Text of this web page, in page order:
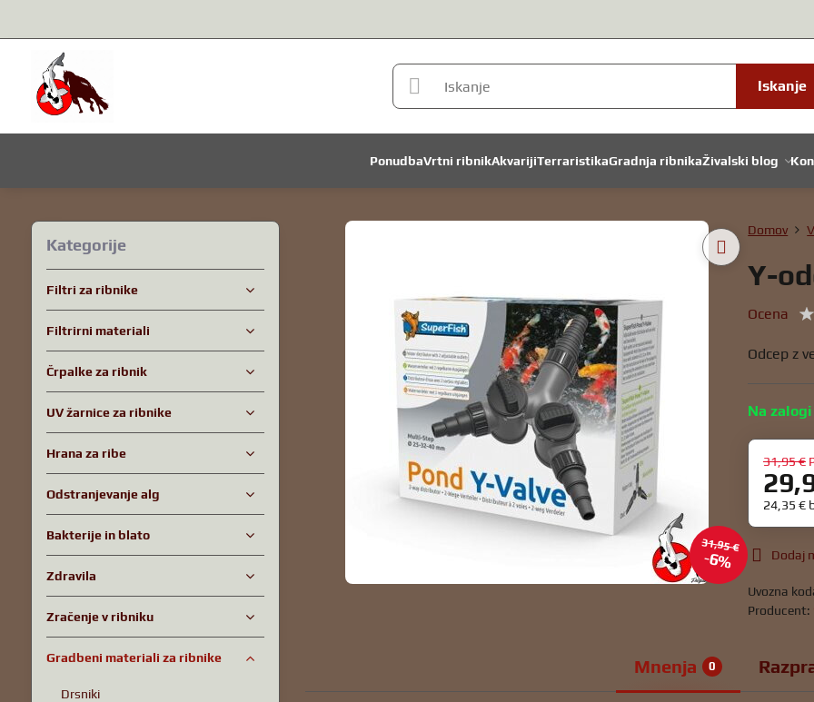
Iskanje
PonudbaVrtni ribnikAkvarijiTerraristikaGradnja ribnikaŽivalski blog
31,95 €
6%
Domov
Y-
Ocena
Odcep z
Na zalogi
31,95 €
24,35 €
Dodaj
Uvozna
Producent:
Mnenja 0
Kategorije
Filtri za ribnike
Filtrirni materiali
Črpalke za ribnik
UV žarnice za ribnike
Hrana za ribe
Odstranjevanje alg
Bakterije in blato
Zdravila
Zračenje v ribniku
Gradbeni materiali za ribnike
Drsniki